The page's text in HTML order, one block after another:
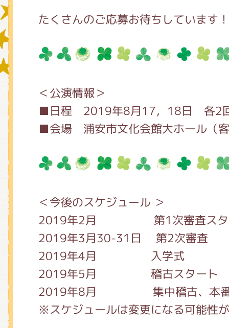
たくさんのご応募お待ちしています！
＜公演情報＞
■日程 2019年8月17，18日 各2
■会場 浦安市文化会館大ホール（
＜今後のスケジュール ＞
2019年2月 第1次審査スタ
2019年3月30-31日 第2次審査
2019年4月 入学式
2019年5月 稽古スタート
2019年8月 集中稽古、本番
※スケジュールは変更になる可能性
おたのしみコンテンツ(クイズ・
チア ジャッキーズ！
くまのがっこう 家庭科部